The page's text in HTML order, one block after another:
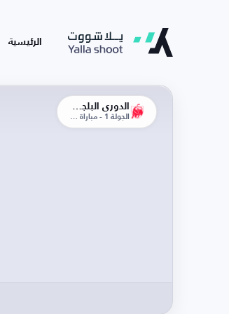
الرئيسية
الجولة 1 - مباراة الذهاب